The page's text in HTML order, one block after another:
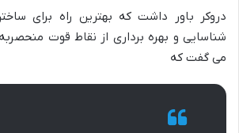
دروکر باور داشت که بهترین راه برای
شناسایی و بهره برداری از نقاط قوت
می گفت که